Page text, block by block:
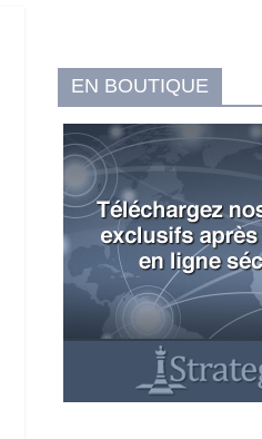
EN BOUTIQUE